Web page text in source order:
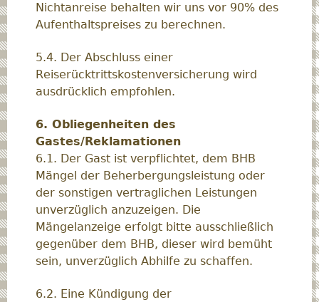
Nichtanreise behalten wir uns vor 90% des
Aufenthaltspreises zu berechnen.
5.4. Der Abschluss einer
Reiserücktrittskostenversicherung wird
ausdrücklich empfohlen.
6. Obliegenheiten des
Gastes/Reklamationen
6.1. Der Gast ist verpflichtet, dem BHB
Mängel der Beherbergungsleistung oder
der sonstigen vertraglichen Leistungen
unverzüglich anzuzeigen. Die
Mängelanzeige erfolgt bitte ausschließlich
gegenüber dem BHB, dieser wird bemüht
sein, unverzüglich Abhilfe zu schaffen.
6.2. Eine Kündigung der